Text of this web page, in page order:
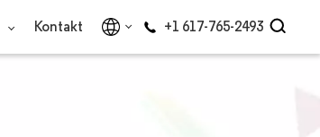
Kontakt +1 617-765-2493